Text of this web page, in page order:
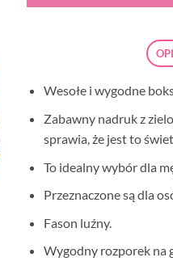
Wesołe i wygodne
Zabawny nadruk z
sprawia, że jest to
To idealny wybór dla
Przeznaczone są dla
Fason luźny.
Wygodny rozporek na